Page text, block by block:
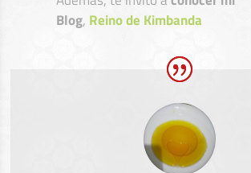
Blog, Reino de Kimbanda